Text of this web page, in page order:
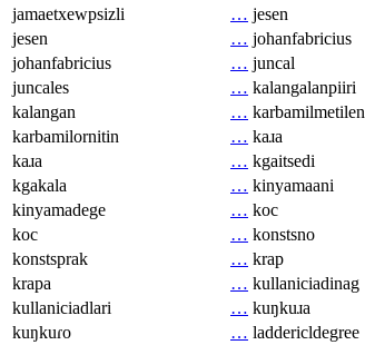
jamaetxewpsizli
… jesen
jesen
… johanfabricius
johanfabricius
… juncal
juncales
… kalangalanpiiri
kalangan
… karbamilmetilen
karbamilornitin
… kaɹa
kaɹa
… kgaitsedi
kgakala
… kinyamaani
kinyamadege
… koc
koc
… konstsno
konstsprak
… krap
krapa
… kullaniciadinag
kullaniciadlari
… kuŋkuɹa
kuŋkuɾo
… laddericldegree